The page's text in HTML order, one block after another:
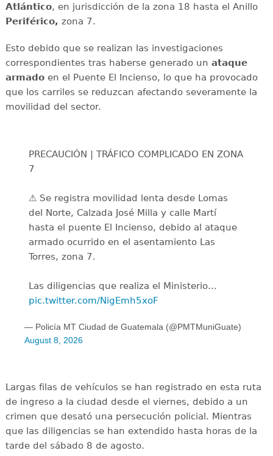
Atlántico, en jurisdicción de la zona 18 hasta el Anillo
Periférico, zona 7.
Esto debido que se realizan las investigaciones
correspondientes tras haberse generado un ataque
armadoen el Puente El Incienso, lo que ha provocado
que los carriles se reduzcan afectando severamente la
movilidad del sector.
PRECAUCIÓN | TRÁFICO COMPLICADO EN ZONA
7
⚠️ Se registra movilidad lenta desde Lomas
del Norte, Calzada José Milla y calle Martí
hasta el puente El Incienso, debido al ataque
armado ocurrido en el asentamiento Las
Torres, zona 7.
Las diligencias que realiza el Ministerio…
pic.twitter.com/NigEmh5xoF
— Policía MT Ciudad de Guatemala (@PMTMuniGuate)
August 8, 2026
Largas filas de vehículos se han registrado en esta ruta
de ingreso a la ciudad desde el viernes, debido a un
crimen que desató una persecución policial. Mientras
que las diligencias se han extendido hasta horas de la
tarde del sábado 8 de agosto.